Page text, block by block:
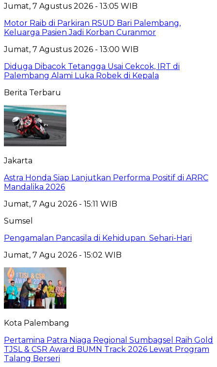
Jumat, 7 Agustus 2026 - 13:05 WIB
Motor Raib di Parkiran RSUD Bari Palembang,
Keluarga Pasien Jadi Korban Curanmor
Jumat, 7 Agustus 2026 - 13:00 WIB
Diduga Dibacok Tetangga Usai Cekcok, IRT di
Palembang Alami Luka Robek di Kepala
Berita Terbaru
Jakarta
Astra Honda Siap Lanjutkan Performa Positif di ARRC
Mandalika 2026
Jumat, 7 Agu 2026 - 15:11 WIB
Sumsel
Pengamalan Pancasila di Kehidupan Sehari-Hari
Jumat, 7 Agu 2026 - 15:02 WIB
Kota Palembang
Pertamina Patra Niaga Regional Sumbagsel Raih Gold
TJSL & CSR Award BUMN Track 2026 Lewat Program
Talang Berseri